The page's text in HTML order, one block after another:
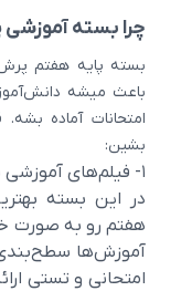
چرا بسته
بسته پایه هفتم
باعث میشه
امتحانات آماده
بشین:
۱- فیلم‌های آموزشی با کیفیت بالا
در این بسته
هفتم رو به صورت
آموزش‌ها
امتحانی و تستی